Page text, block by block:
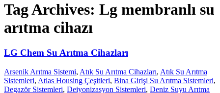
Tag Archives: Lg membranlı su
arıtma cihazı
LG Chem Su Arıtma Cihazları
Arsenik Arıtma Sistemi, Atık Su Arıtma Cihazları, Atık Su Arıtma
Sistemleri, Atlas Housing Çeşitleri, Bina Girişi Su Arıtma Sistemleri,
Degazör Sistemleri, Deiyonizasyon Sistemleri, Deniz Suyu Arıtma